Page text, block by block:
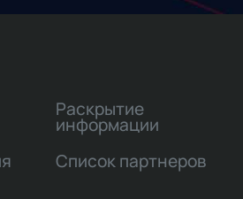
Раскрытие
информации
Список партнеров